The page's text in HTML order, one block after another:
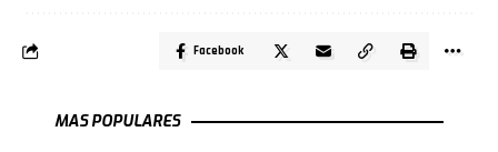
Facebook
MAS POPULARES